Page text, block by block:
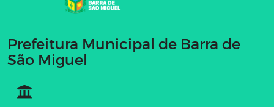
Prefeitura Municipal de Barra de
São Miguel